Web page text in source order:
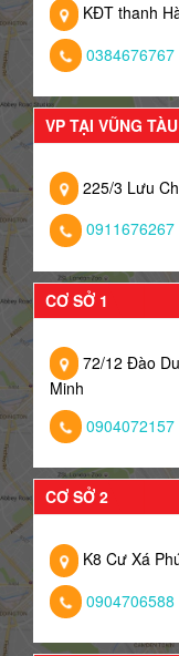
KĐT thanh
0384676767
VP TẠI VŨNG TÀU
225/3 Lưu
0911676267
CƠ SỞ 1
72/12 Đào
Minh
0904072157
CƠ SỞ 2
K8 Cư Xá
0904706588